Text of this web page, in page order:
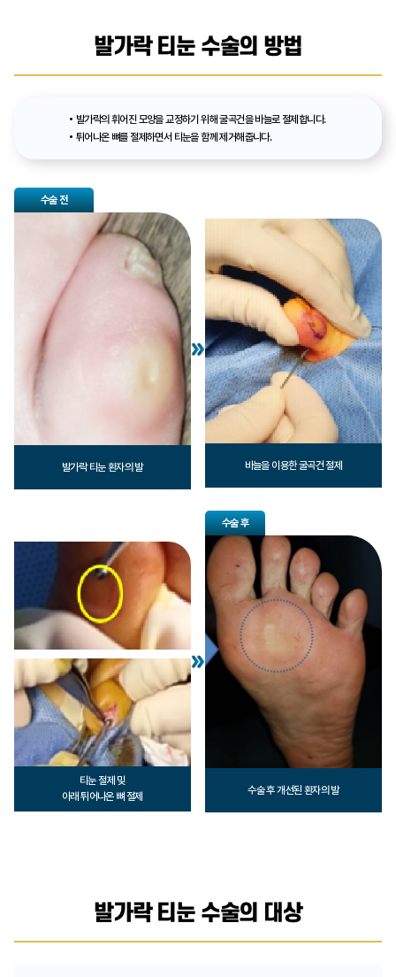
발가락 티눈 수술의 방법
발가락의 휘어진 모양을 교정하기 위해 굴곡건을 바늘로 절제합니다.
튀어나온 뼈를 절제하면서 티눈을 함께 제거해줍니다.
수술 전
발가락 티눈 환자의 발 바늘을 이용한 굴곡건 절제
티눈 절제 및
아래 튀어나온 뼈 절제
수술 후
수술 후 개선된 환자의 발
발가락 티눈 수술의 대상